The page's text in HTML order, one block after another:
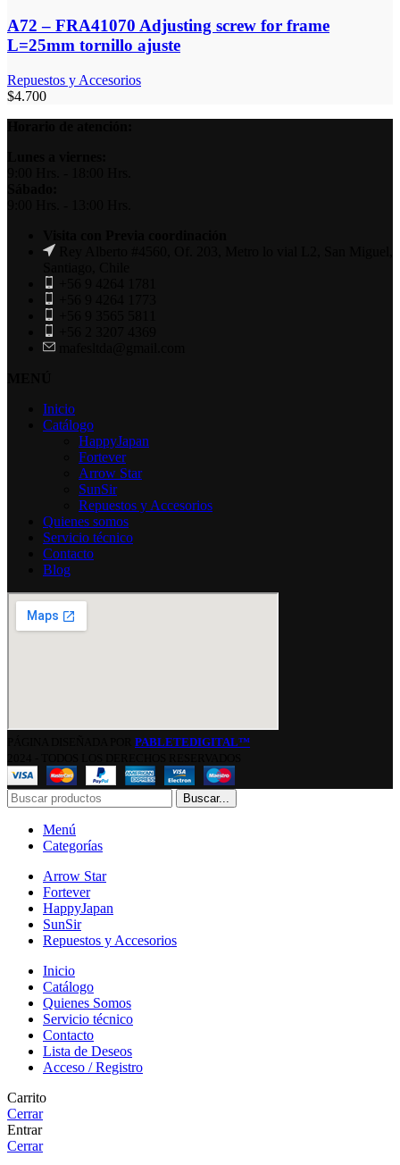
A72 – FRA41070 Adjusting screw for frame
L=25mm tornillo ajuste
Repuestos y Accesorios
$4.700
Inicio
Catálogo
HappyJapan
Fortever
Arrow Star
SunSir
Repuestos y Accesorios
Quienes somos
Servicio técnico
Contacto
Blog
PABLETEDIGITAL™
Buscar...
Menú
Categorías
Arrow Star
Fortever
HappyJapan
SunSir
Repuestos y Accesorios
Inicio
Catálogo
Quienes Somos
Servicio técnico
Contacto
Lista de Deseos
Acceso / Registro
Carrito
Cerrar
Entrar
Cerrar